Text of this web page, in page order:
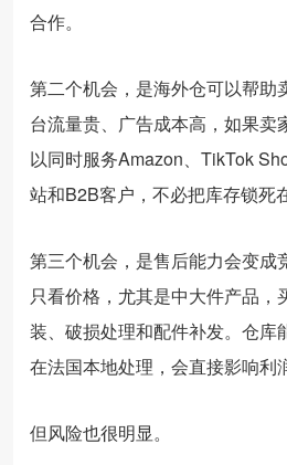
合作。
第二个机会，是海外仓可以帮助
台流量贵、广告成本高，如果卖
以同时服务Amazon、TikTok
站和B2B客户，不必把库存锁死
第三个机会，是售后能力会变成
只看价格，尤其是中大件产品，
装、破损处理和配件补发。仓库
在法国本地处理，会直接影响利
但风险也很明显。